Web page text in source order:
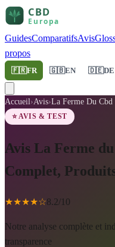
GuidesComparatifsAvis
propos
🇫🇷FR 🇬🇧EN 🇩🇪DE
Accueil›Avis›La Ferme Du Cbd
⭐ AVIS & TEST
Avis La Ferme
Complet,
★★★★☆8.2/10
Notre analyse complète et
transparence